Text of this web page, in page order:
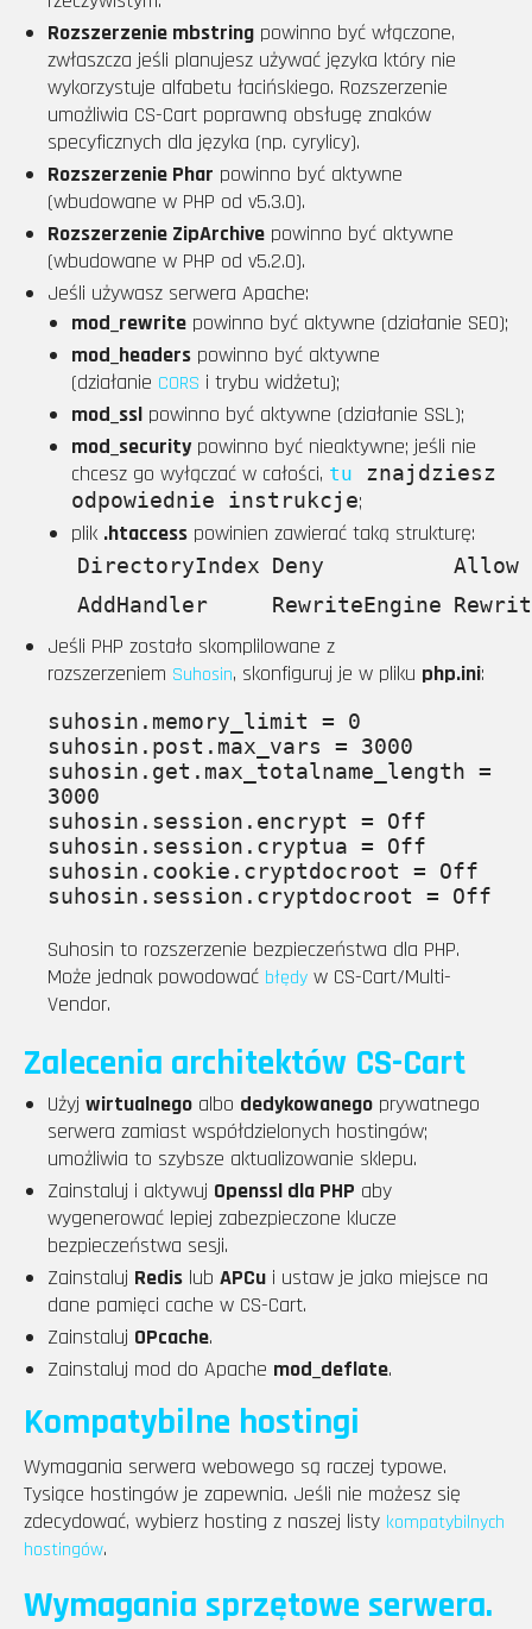
Rozszerzenie mbstring powinno być włączone,
zwłaszcza jeśli planujesz używać języka który nie
wykorzystuje alfabetu łacińskiego. Rozszerzenie
umożliwia CS-Cart poprawną obsługę znaków
specyficznych dla języka (np. cyrylicy).
Rozszerzenie Phar powinno być aktywne
(wbudowane w PHP od v5.3.0).
Rozszerzenie ZipArchive powinno być aktywne
(wbudowane w PHP od v5.2.0).
Jeśli używasz serwera Apache:
mod_rewrite powinno być aktywne (działanie SEO);
mod_headers powinno być aktywne
(działanie CORS i trybu widżetu);
mod_ssl powinno być aktywne (działanie SSL);
mod_securitypowinno być nieaktywne; jeśli nie
chcesz go wyłączać w całości, tu
znajdziesz
odpowiednie instrukcje;
plik .htaccess powinien zawierać taką strukturę:
DirectoryIndex Deny
Allow
AddHandler
RewriteEngine
Jeśli PHP zostało skomplilowane z
rozszerzeniem Suhosin, skonfiguruj je w pliku php.ini:
suhosin.memory_limit = 0
suhosin.post.max_vars = 3000
suhosin.get.max_totalname_length =
3000
suhosin.session.encrypt = Off
suhosin.session.cryptua = Off
suhosin.cookie.cryptdocroot = Off
Suhosin to rozszerzenie bezpieczeństwa dla PHP.
Może jednak powodować błędy w CS-Cart/Multi-
Vendor.
Zalecenia architektów CS-Cart
Użyj wirtualnego albo dedykowanego prywatnego
serwera zamiast współdzielonych hostingów;
umożliwia to szybsze aktualizowanie sklepu.
Zainstaluj i aktywuj Openssl dla PHP aby
wygenerować lepiej zabezpieczone klucze
bezpieczeństwa sesji.
Zainstaluj Redis lub APCu i ustaw je jako miejsce na
dane pamięci cache w CS-Cart.
Zainstaluj OPcache.
Zainstaluj mod do Apache mod_deflate.
Kompatybilne hostingi
Wymagania serwera webowego są raczej typowe.
Tysiące hostingów je zapewnia. Jeśli nie możesz się
zdecydować, wybierz hosting z naszej listy kompatybilnych
hostingów.
Wymagania sprzętowe serwera.